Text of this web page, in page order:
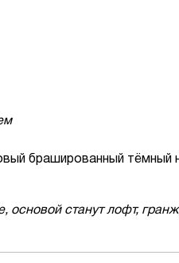
брашированный тёмный
станут лофт,